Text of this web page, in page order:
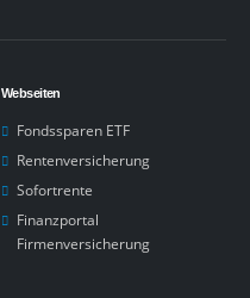
Webseiten
Fondssparen ETF
Rentenversicherung
Sofortrente
Finanzportal
Firmenversicherung